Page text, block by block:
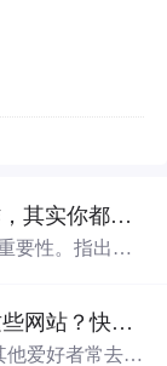
蔡康永揭露职场真相：所有的工作，其实你都
不会
要性。指出很
吴月，都反映
仅是喜欢与否
网站？快来摸鱼呀！
爱好者常去的